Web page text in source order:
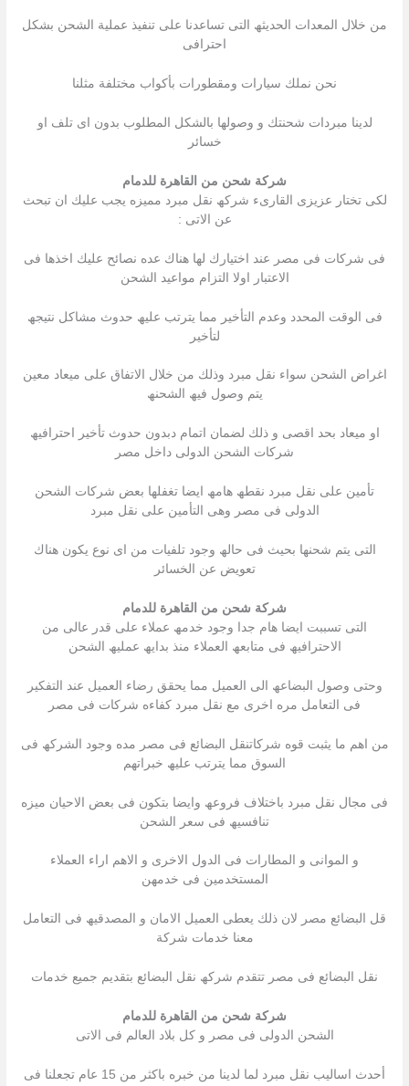
من خلال المعدات الحدیثھ التى تساعدنا على تنفیذ عملیة الشحن بشكل
احترافى
نحن نملك سيارات ومقطورات بأكواب مختلفة مثلنا
لدینا مبردات شحنتك و وصولھا بالشكل المطلوب بدون اى تلف او
خسائر
شركة شحن من القاهرة للدمام
لكى تختار عزیزى القارىء شركھ نقل مبرد ممیزه یجب علیك ان تبحث
عن الاتى :
فى شركات فى مصر عند اختیارك لھا ھناك عده نصائح علیك اخذھا فى
الاعتبار اولا التزام مواعید الشحن
فى الوقت المحدد وعدم التأخیر مما یترتب علیھ حدوث مشاكل نتیجھ
لتأخیر
اغراض الشحن سواء نقل مبرد وذلك من خلال الاتفاق على میعاد معین
یتم وصول فیھ الشحنھ
او میعاد بحد اقصى و ذلك لضمان اتمام دبدون حدوث تأخیر احترافیھ
شركات الشحن الدولى داخل مصر
تأمین على نقل مبرد نقطھ ھامھ ایضا تغفلھا بعض شركات الشحن
الدولى فى مصر وھى التأمین على نقل مبرد
التى یتم شحنھا بحیث فى حالھ وجود تلفیات من اى نوع یكون ھناك
تعویض عن الخسائر
شركة شحن من القاهرة للدمام
التى تسببت ایضا ھام جدا وجود خدمھ عملاء على قدر عالى من
الاحترافیھ فى متابعھ العملاء منذ بدایھ عملیھ الشحن
وحتى وصول البضاعھ الى العمیل مما یحقق رضاء العمیل عند التفكیر
فى التعامل مره اخرى مع نقل مبرد كفاءه شركات فى مصر
من اھم ما یثبت قوه شركاتنقل البضائع فى مصر مده وجود الشركھ فى
السوق مما یترتب علیھ خبراتھم
فى مجال نقل مبرد باختلاف فروعھ وایضا بتكون فى بعض الاحیان میزه
تنافسیھ فى سعر الشحن
و الموانى و المطارات فى الدول الاخرى و الاھم اراء العملاء
المستخدمین فى خدمھن
قل البضائع مصر لان ذلك یعطى العمیل الامان و المصدقیھ فى التعامل
معنا خدمات شركة
نقل البضائع فى مصر تتقدم شركھ نقل البضائع بتقدیم جمیع خدمات
شركة شحن من القاهرة للدمام
الشحن الدولى فى مصر و كل بلاد العالم فى الاتى
أحدث اسالیب نقل مبرد لما لدینا من خبره باكثر من 15 عام تجعلنا فى